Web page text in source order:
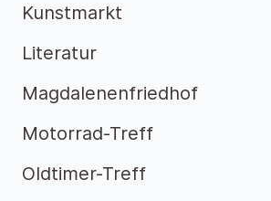
Kunstmarkt
Literatur
Magdalenenfriedhof
Motorrad-Treff
Oldtimer-Treff